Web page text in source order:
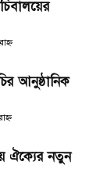
আনুষ্ঠানিক
ঐক্যের নতুন